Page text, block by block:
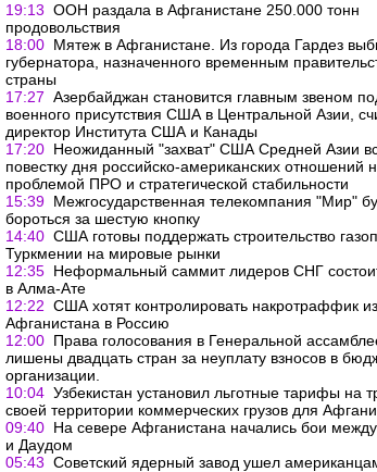
19:13 ООН раздала в Афганистане 250.000 тонн
продовольствия
18:00 Мятеж в Афганистане. Из города Гардез
губернатора, назначенного временным
страны
17:27 Азербайджан становится главным звеном
военного присутствия США в Центральной Азии,
директор Института США и Канады
17:20 Неожиданный "захват" США Средней Азии
повестку дня российско-американских отношений
проблемой ПРО и стратегической стабильности
15:39 Межгосударственная телекомпания "Мир"
бороться за шестую кнопку
14:40 США готовы поддержать строительство
Туркмении на мировые рынки
12:35 Неформальный саммит лидеров СНГ
в Алма-Ате
12:22 США хотят контролировать накротраффик из
Афганистана в Россию
12:00 Права голосования в Генеральной
лишены двадцать стран за неуплату взносов в
организации.
10:04 Узбекистан установил льготные тарифы на
своей территории коммерческих грузов для
09:40 На севере Афганистана начались бои
и Даудом
05:43 Советский ядерный завод ушел